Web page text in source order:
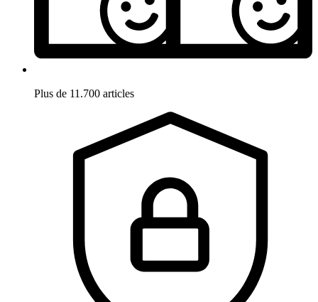
Plus de 11.700 articles